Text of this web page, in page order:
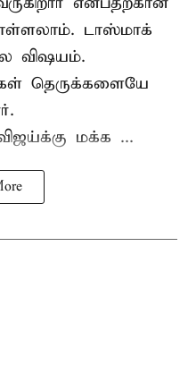
டாஸ்மாக்
விஷயம்.
தெருக்களையே
மக்க ...